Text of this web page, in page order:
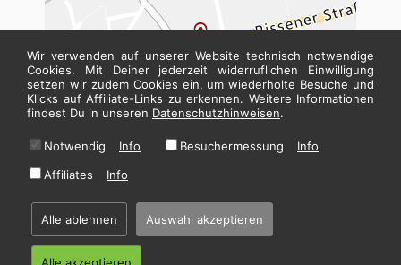
* Alle Preise in Euro inkl. gesetzl. MwSt. Abbildungen können ggf. abweichen.
Informationen zu Inhalts- und Zusatzstoffen finden Sie unter
Wir verwenden auf unserer Website technisch notwendige
Cookies. Mit Deiner jederzeit widerruflichen Einwilligung
setzen wir zudem Cookies ein, um wiederholte Besuche und
Klicks auf Affiliate-Links zu erkennen. Weitere Informationen
findest Du in unseren Datenschutzhinweisen.
Notwendig Info Besuchermessung
Info
Affiliates
Info
Alle ablehnen Auswahl akzeptieren